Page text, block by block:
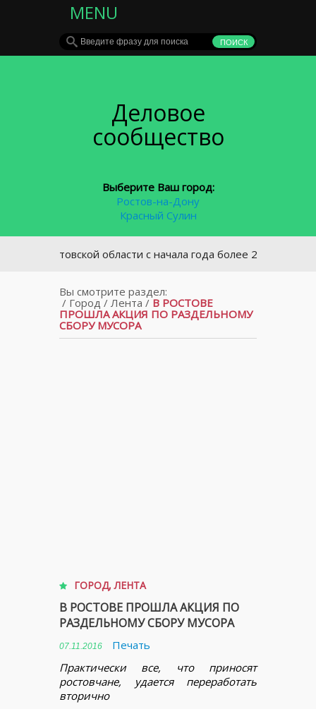
MENU
Деловое
сообщество
Выберите Ваш город:
Ростов-на-Дону
Красный Сулин
Ростовской области с начала года более 2000 водителей
Вы смотрите раздел:
/ Город/ Лента / В РОСТОВЕ
ПРОШЛА АКЦИЯ ПО РАЗДЕЛЬНОМУ
СБОРУ МУСОРА
ГОРОД,ЛЕНТА
В РОСТОВЕ ПРОШЛА АКЦИЯ ПО
РАЗДЕЛЬНОМУ СБОРУ МУСОРА
07.11.2016
Печать
Практически все, что приносят
ростовчане, удается переработать
вторично